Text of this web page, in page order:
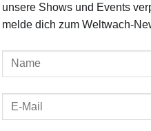
unsere Shows und Events
melde dich zum Weltwach-